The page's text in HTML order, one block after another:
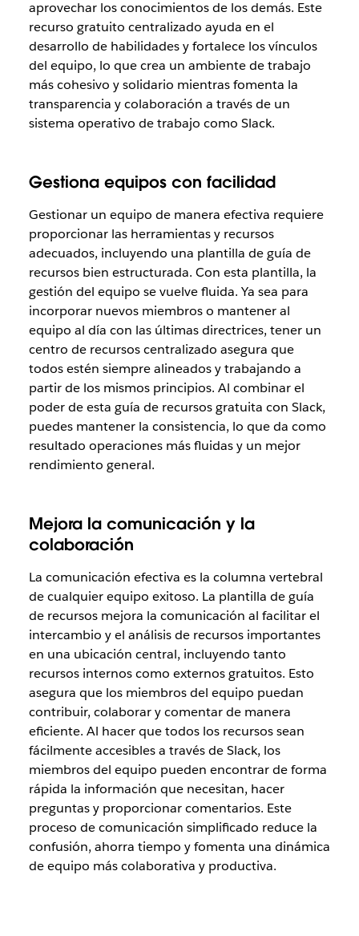
aprovechar los conocimientos de los demás. Este
recurso gratuito centralizado ayuda en el
desarrollo de habilidades y fortalece los vínculos
del equipo, lo que crea un ambiente de trabajo
más cohesivo y solidario mientras fomenta la
transparencia y colaboración a través de un
sistema operativo de trabajo como Slack.
Gestiona equipos con facilidad
Gestionar un equipo de manera efectiva requiere
proporcionar las herramientas y recursos
adecuados, incluyendo una plantilla de guía de
recursos bien estructurada. Con esta plantilla, la
gestión del equipo se vuelve fluida. Ya sea para
incorporar nuevos miembros o mantener al
equipo al día con las últimas directrices, tener un
centro de recursos centralizado asegura que
todos estén siempre alineados y trabajando a
partir de los mismos principios. Al combinar el
poder de esta guía de recursos gratuita con Slack,
puedes mantener la consistencia, lo que da como
resultado operaciones más fluidas y un mejor
rendimiento general.
Mejora la comunicación y la
colaboración
La comunicación efectiva es la columna vertebral
de cualquier equipo exitoso. La plantilla de guía
de recursos mejora la comunicación al facilitar el
intercambio y el análisis de recursos importantes
en una ubicación central, incluyendo tanto
recursos internos como externos gratuitos. Esto
asegura que los miembros del equipo puedan
contribuir, colaborar y comentar de manera
eficiente. Al hacer que todos los recursos sean
fácilmente accesibles a través de Slack, los
miembros del equipo pueden encontrar de forma
rápida la información que necesitan, hacer
preguntas y proporcionar comentarios. Este
proceso de comunicación simplificado reduce la
confusión, ahorra tiempo y fomenta una dinámica
de equipo más colaborativa y productiva.